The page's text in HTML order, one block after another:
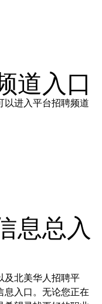
道入口
以进入平台招聘频道
息总入
及北美华人招聘平
息入口。无论您正在